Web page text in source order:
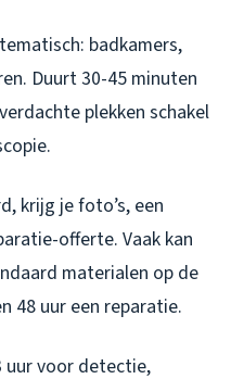
badkamers,
Duurt 30-45 minuten
plekken schakel
krijg je foto’s, een
offerte. Vaak kan
materialen op de
48 uur een reparatie.
voor detectie,